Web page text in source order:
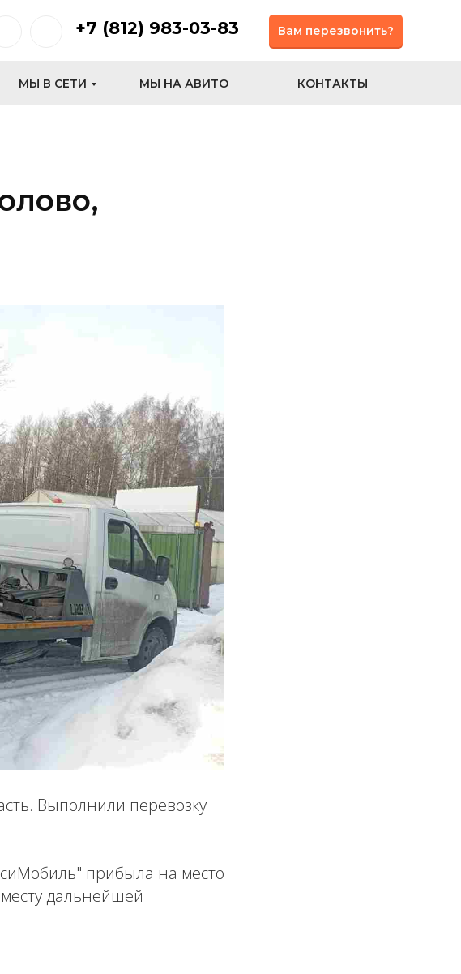
+7 (812) 983-03-83
МЫ В СЕТИ МЫ НА АВИТО КОНТАКТЫ
Вам перезвонить?
Выполнили перевозку
прибыла на место
дальнейшей